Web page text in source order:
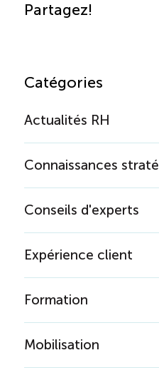
Partagez!
Catégories
Actualités RH
Connaissances
Conseils d'experts
Expérience client
Formation
Mobilisation